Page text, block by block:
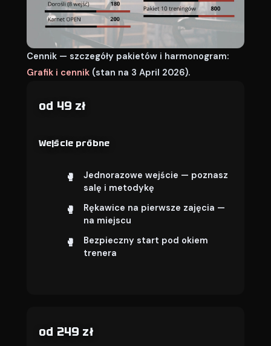
Cennik — szczegóły pakietów i harmonogram:
Grafik i cennik (stan na 3 April 2026).
od 49 zł
Wejście próbne
Jednorazowe wejście — poznasz
salę i metodykę
Rękawice na pierwsze zajęcia —
na miejscu
Bezpieczny start pod okiem
trenera
od 249 zł